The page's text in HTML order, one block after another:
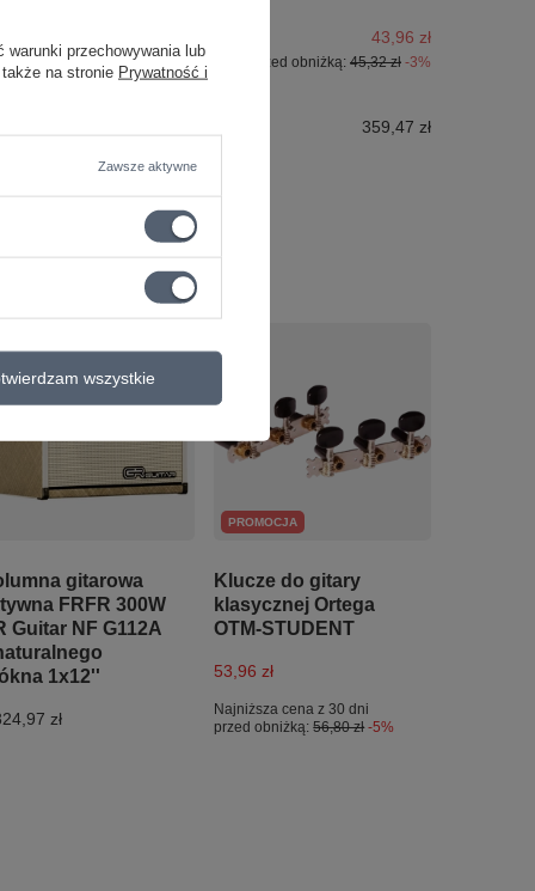
43,96 zł
Najniższa cena z 30 dni przed obniżką: 45,32 zł -3%
359,47 zł
gitarowa
FRFR 300W
Guitar NF G112A
1x12''
zł
PROMOCJA
Klucze do gitary
klasycznej Ortega
OTM-STUDENT
53,96 zł
Najniższa cena z 30 dni
przed obniżką:56,80 zł -5%
warunki przechowywania lub
na stronie Prywatność i
Zawsze aktywne
wszystkie